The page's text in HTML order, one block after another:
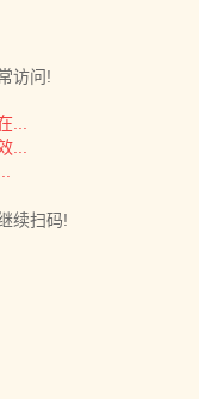
访问!
...
...
续扫码!